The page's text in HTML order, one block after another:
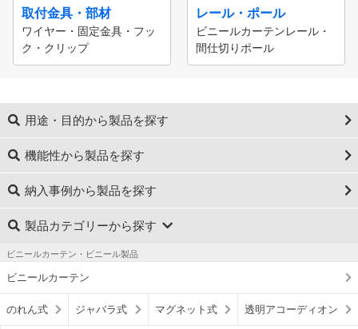
取付金具・部材
ワイヤー・固定金具・フッ
ク・クリップ
レール・ポール
ビニールカーテンレール・
間仕切りポール
用途・目的から製品を探す
機能性から製品を探す
納入事例から製品を探す
製品カテゴリーから探す
ビニールカーテン・ビニール製品
ビニールカーテン
のれん式 ジャバラ式 マグネット式 透明アコーディオン